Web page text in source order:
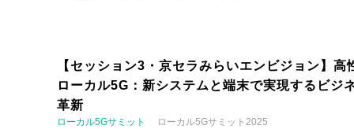
【セッション3・京セラみらいエンビジョン】高
ローカル5G：新システムと端末で実現するビジ
革新
ローカル5Gサミット ローカル5Gサミット2025